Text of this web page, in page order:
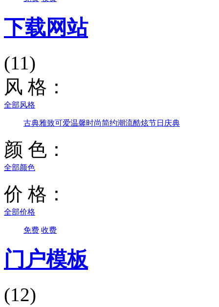
下载网站
(11)
风 格：
全部风格
古典雅致可爱温馨时尚简约潮流酷炫节日庆典
颜 色：
全部颜色
价 格：
全部价格
免费 收费
门户模板
(12)